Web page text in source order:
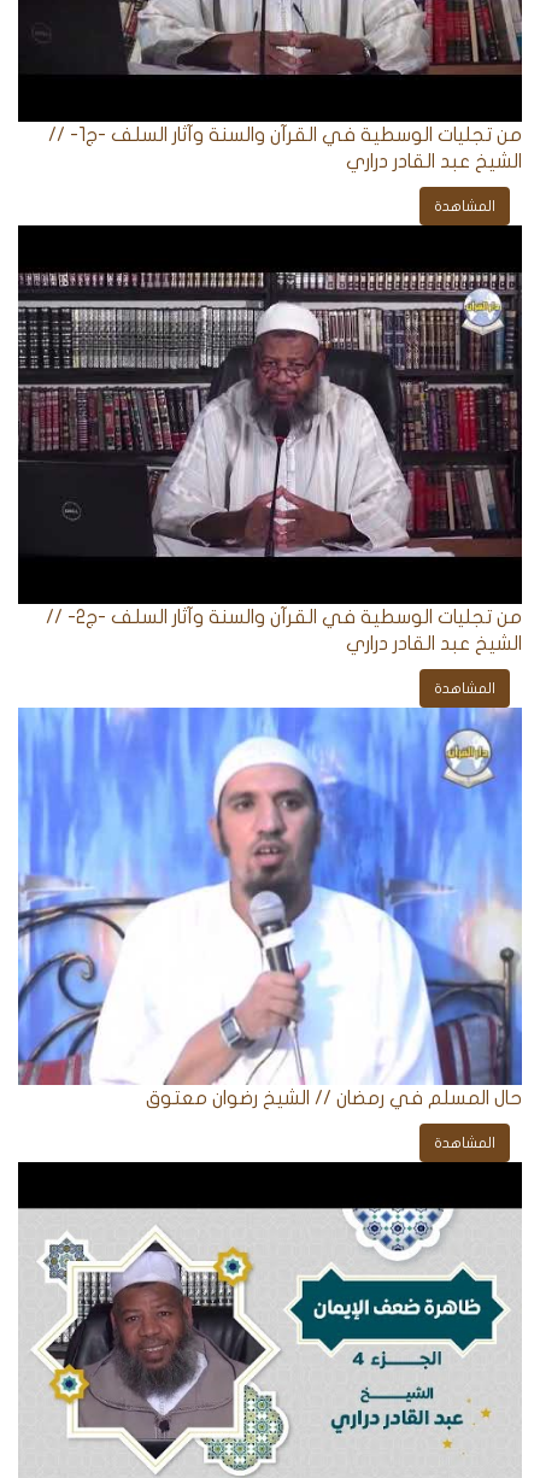
من تجليات الوسطية في القرآن والسنة وآثار السلف -ج1- //
الشيخ عبد القادر دراري
المشاهدة
من تجليات الوسطية في القرآن والسنة وآثار السلف -ج2- //
الشيخ عبد القادر دراري
المشاهدة
حال المسلم في رمضان // الشيخ رضوان معتوق
المشاهدة